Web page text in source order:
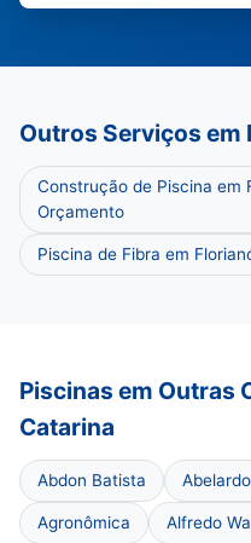
Outros Serviços em
Construção de Piscina em
Orçamento
Piscina de Fibra em
Piscinas em Outras
Catarina
Abdon Batista
Agronômica Alfredo